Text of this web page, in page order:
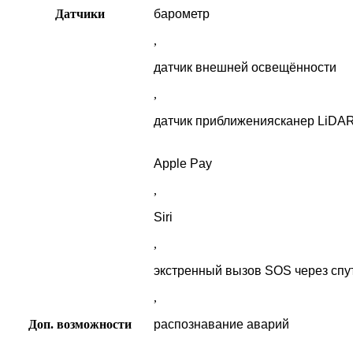
Датчики
барометр
,
датчик внешней освещённости
,
датчик приближениясканер
Доп. возможности
Apple Pay
,
Siri
,
экстренный вызов SOS через
,
распознавание аварий